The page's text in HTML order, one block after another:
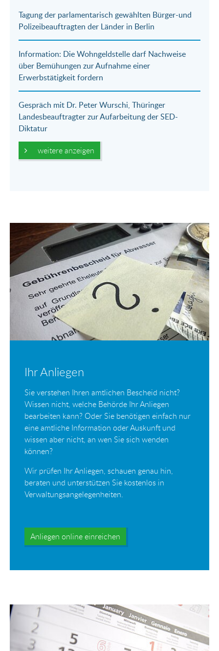
Tagung der parlamentarisch gewählten Bürger-und
Polizeibeauftragten der Länder in Berlin
Information: Die Wohngeldstelle darf Nachweise
über Bemühungen zur Aufnahme einer
Erwerbstätigkeit fordern
Gespräch mit Dr. Peter Wurschi, Thüringer
Landesbeauftragter zur Aufarbeitung der SED-
Diktatur
weitere anzeigen
Ihr Anliegen
Sie verstehen Ihren amtlichen Bescheid nicht?
Wissen nicht, welche Behörde Ihr Anliegen
bearbeiten kann? Oder Sie benötigen einfach nur
eine amtliche Information oder Auskunft und
wissen aber nicht, an wen Sie sich wenden
können?
Wir prüfen Ihr Anliegen, schauen genau hin,
beraten und unterstützen Sie kostenlos in
Verwaltungsangelegenheiten.
Anliegen online einreichen